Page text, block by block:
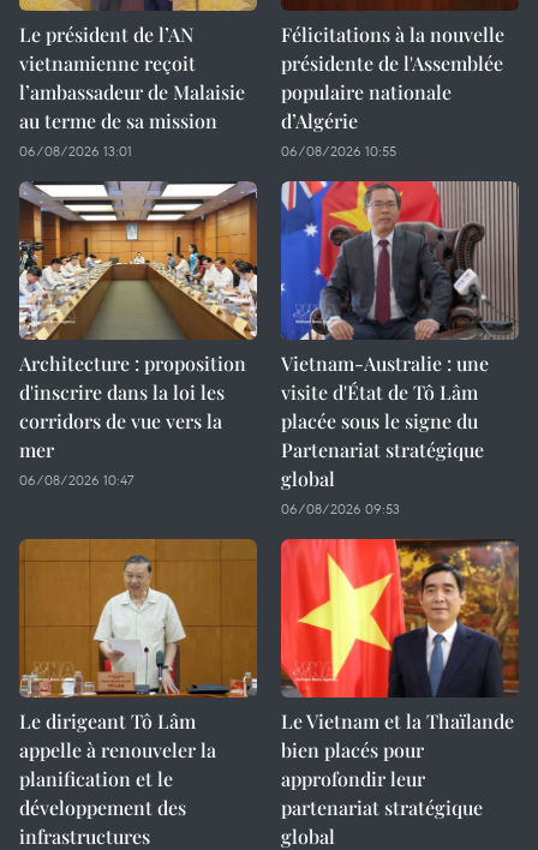
Le président de l’AN
vietnamienne reçoit
l’ambassadeur de Malaisie
au terme de sa mission
06/08/2026 13:01
Félicitations à la nouvelle
présidente de l'Assemblée
populaire nationale
d’Algérie
06/08/2026 10:55
Architecture : proposition
d'inscrire dans la loi les
corridors de vue vers la
mer
06/08/2026 10:47
Vietnam-Australie : une
visite d'État de Tô Lâm
placée sous le signe du
Partenariat stratégique
global
06/08/2026 09:53
Le dirigeant Tô Lâm
appelle à renouveler la
planification et le
développement des
infrastructures
Le Vietnam et la Thaïlande
bien placés pour
approfondir leur
partenariat stratégique
global